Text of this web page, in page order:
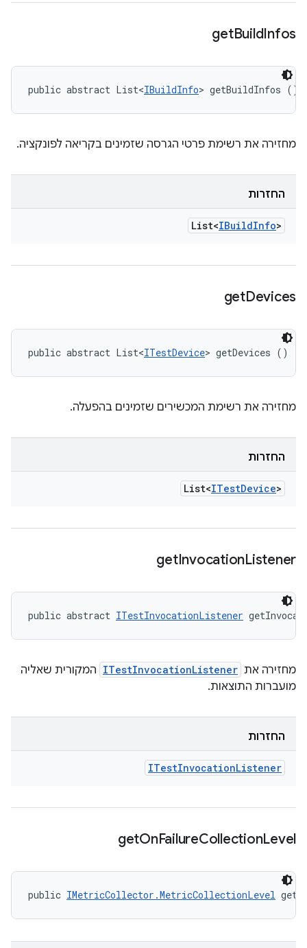
getBuildInfos
public abstract List<IBuildInfo> getBuildInfos ()
מחזירה את רשימת פרטי הגרסה שזמינים בקריאה לפונקציה.
החזרות
List<IBuildInfo>
getDevices
public abstract List<ITestDevice> getDevices ()
מחזירה את רשימת המכשירים שזמינים בהפעלה.
החזרות
List<ITestDevice>
getInvocationListener
public abstract ITestInvocationListener
מחזירה את ITestInvocationListener המקורית שאליה
מועברות התוצאות.
החזרות
ITestInvocationListener
getOnFailureCollectionLevel
public IMetricCollector.MetricCollectionLevel